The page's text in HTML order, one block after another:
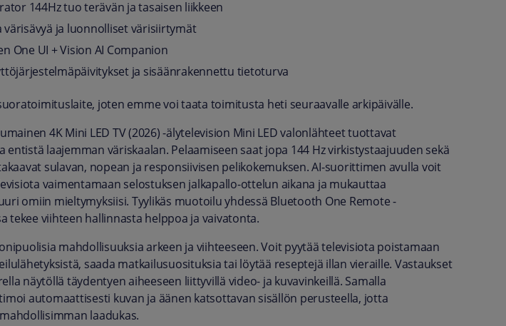
144Hz tuo terävän ja tasaisen liikkeen
värisävyä ja luonnolliset värisiirtymät
One UI + Vision AI Companion
ja sisäänrakennettu tietoturva
joten emme voi taata toimitusta heti seuraavalle arkipäivälle.
4K Mini LED TV (2026) -älytelevision Mini LED valonlähteet tuottavat
entistä laajemman väriskaalan. Pelaamiseen saat jopa 144 Hz virkistystaajuuden sekä
sulavan, nopean ja responsiivisen pelikokemuksen. AI-suorittimen avulla voit
vaimentamaan selostuksen jalkapallo-ottelun aikana ja mukauttaa
omiin mieltymyksiisi. Tyylikäs muotoilu yhdessä Bluetooth One Remote -
tekee viihteen hallinnasta helppoa ja vaivatonta.
mahdollisuuksia arkeen ja viihteeseen. Voit pyytää televisiota poistamaan
saada matkailusuosituksia tai löytää reseptejä illan vieraille. Vastaukset
näytöllä täydentyen aiheeseen liittyvillä video- ja kuvavinkeillä. Samalla
automaattisesti kuvan ja äänen katsottavan sisällön perusteella, jotta
laadukas.